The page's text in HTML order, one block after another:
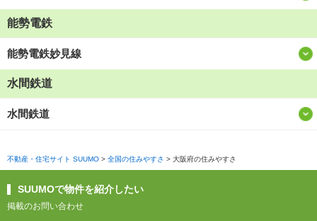
能勢電鉄
能勢電鉄妙見線
水間鉄道
水間鉄道
不動産・住宅サイト SUUMO > 全国の住みやすさ > 大阪府の住みやすさ
SUUMOで物件を紹介したい
掲載のお問い合わせ